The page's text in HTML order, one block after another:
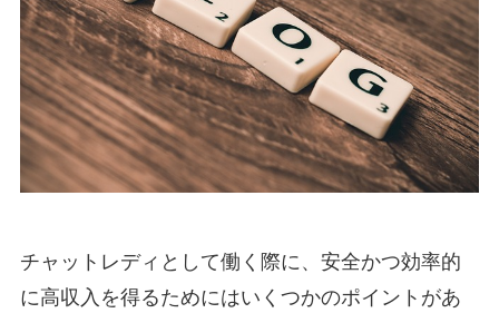
チャットレディとして働く際に、安全かつ効率的
に高収入を得るためにはいくつかのポイントがあ